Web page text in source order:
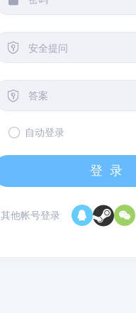
 安全提问

自动登录
登录
其他帐号登录  